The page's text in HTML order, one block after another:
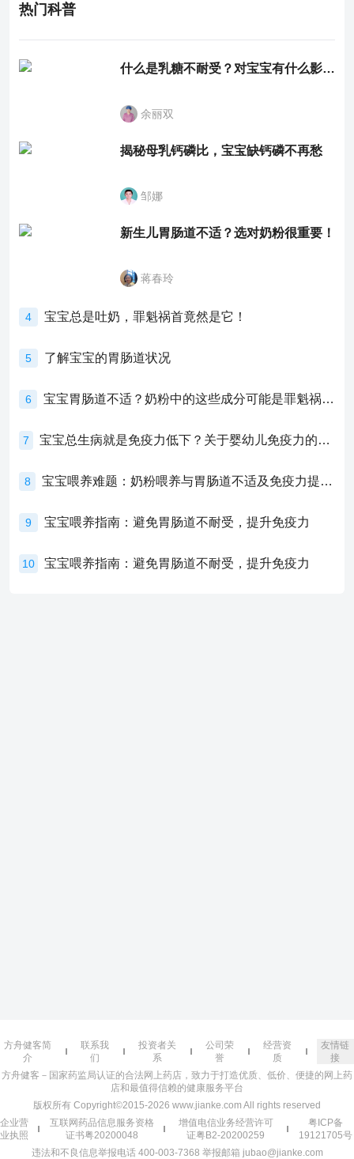
热门科普
什么是乳糖不耐受？对宝宝有什么影响？
余丽双
揭秘母乳钙磷比，宝宝缺钙磷不再愁
邹娜
新生儿胃肠道不适？选对奶粉很重要！
蒋春玲
4 宝宝总是吐奶，罪魁祸首竟然是它！
5 了解宝宝的胃肠道状况
6 宝宝胃肠道不适？奶粉中的这些成分可能是罪魁祸首！
7 宝宝总生病就是免疫力低下？关于婴幼儿免疫力的真相，家长必须了解！
8 宝宝喂养难题：奶粉喂养与胃肠道不适及免疫力提升的奥秘
9 宝宝喂养指南：避免胃肠道不耐受，提升免疫力
10 宝宝喂养指南：避免胃肠道不耐受，提升免疫力
方舟健客简
介
联系我
们
投资者关
系
公司荣
誉
经营资
质
友情链
接
方舟健客－国家药监局认证的合法网上药店，致力于打造优质、低价、便捷的网上药
店和最值得信赖的健康服务平台
版权所有 Copyright©2015-2026 www.jianke.com All rights reserved
企业营
业执照
互联网药品信息服务资格
证书粤20200048
增值电信业务经营许可
证粤B2-20200259
粤ICP备
19121705号
违法和不良信息举报电话 400-003-7368 举报邮箱 jubao@jianke.com